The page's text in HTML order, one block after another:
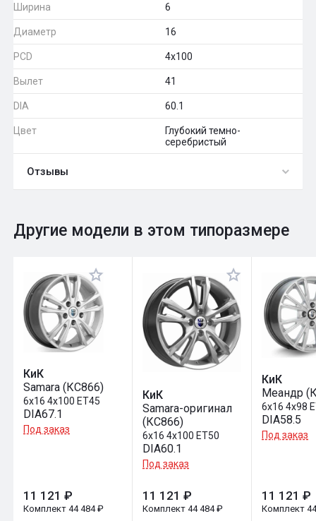
Ширина 6
Диаметр 16
PCD 4x100
Вылет 41
DIA 60.1
Цвет
Глубокий темно-
серебристый
Отзывы
Оставить отзыв
Общий рейтинг 0
Другие модели в этом типоразмере
КиК
Samara (КС866)
6x16 4x100 ET45
DIA67.1
Под заказ
11 121 ₽
Комплект 44 484 ₽
КиК
Samara-оригинал
(КС866)
6x16 4x100 ET50
DIA60.1
Под заказ
11 121 ₽
Комплект 44 484 ₽
КиК
Меандр
6x16 4x98
DIA58.5
Под заказ
11 121 ₽
Комплект